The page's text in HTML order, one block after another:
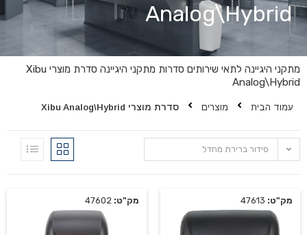
Analog\Hybrid
מתקני היגיינה לתאי שירותים סדרות מתקני היגיינה
סדרת מוצרי Xibu
Analog\Hybrid
עמוד הבית מוצרים סדרת מוצרי Xibu Analog\Hybrid
סידור ברירת מחדל
מק"ט: מק"ט: